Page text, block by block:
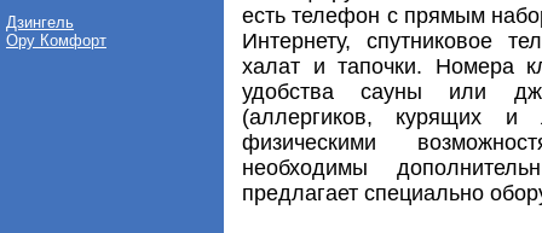
Дзингель
Ору Комфорт
есть телефон с прямым
Интернету, спутниковое
халат и тапочки. Номера
удобства сауны или
(аллергиков, курящих
физическими
необходимы
предлагает специально